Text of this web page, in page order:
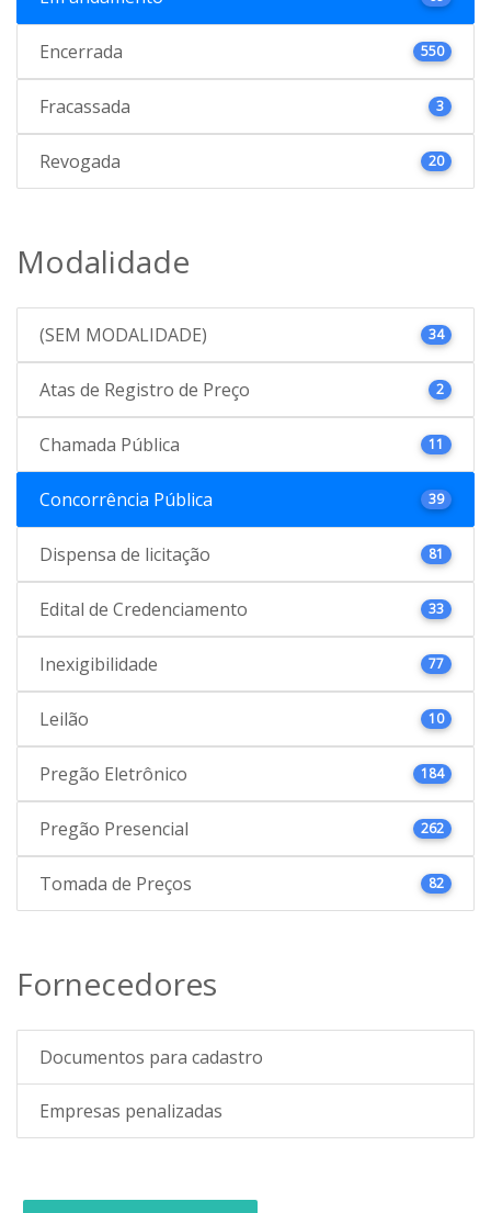
Encerrada 550
Fracassada 3
Revogada 20
Modalidade
(SEM MODALIDADE) 34
Atas de Registro de Preço 2
Chamada Pública 11
Concorrência Pública 39
Dispensa de licitação 81
Edital de Credenciamento 33
Inexigibilidade 77
Leilão 10
Pregão Eletrônico 184
Pregão Presencial 262
Tomada de Preços 82
Fornecedores
Documentos para cadastro
Empresas penalizadas